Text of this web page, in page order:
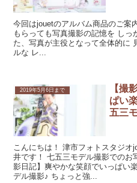
今回はjouetのアルバム商品のご案
もらっても写真撮影の記憶を しっ
た、写真が主役となって全体的に
ルな レ...
2019年5月6日まで
【撮
ぱい
五三
こんにちは！ 津市フォトスタジ
井です！ 七五三モデル撮影でのお
影日記】爽やかな笑顔でいっぱい
デル撮影♪ ちょっと強...